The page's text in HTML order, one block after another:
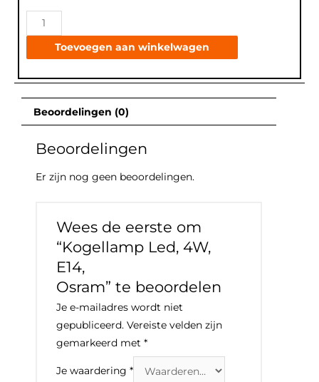
Toevoegen aan winkelwagen
Beoordelingen (0)
Beoordelingen
Er zijn nog geen beoordelingen.
Wees de eerste om
“Kogellamp Led, 4W,
E14,
Osram” te beoordelen
Je e-mailadres wordt niet
gepubliceerd. Vereiste velden zijn
gemarkeerd met*
Je waardering*